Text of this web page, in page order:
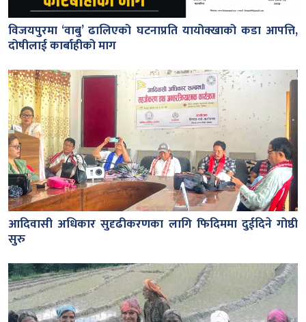
विजयपुरमा ‘वाबु’ ढालिएको घटनाप्रति यायोक्खाको कडा आपत्ति,
दोषीलाई कार्बाहीको माग
आदिवासी अधिकार सुदृढीकरणका लागि फिदिममा दुईदिने गोष्ठी
सुरु